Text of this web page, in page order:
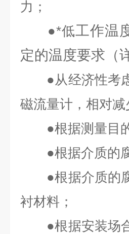
力；
●*低工作温
定的温度要求（
●从经济性考
磁流量计，相对
●根据测量目
●根据介质的
●根据介质的
衬材料；
●根据安装场